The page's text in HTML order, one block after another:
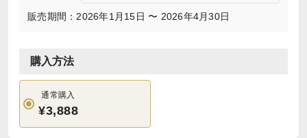
販売期間：2026年1月15日 〜 2026年4月30日
購入方法
通常購入
¥3,888